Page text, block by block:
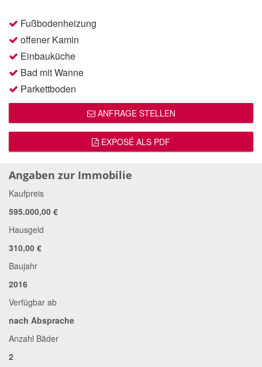
Fußbodenheizung
offener Kamin
Einbauküche
Bad mit Wanne
Parkettboden
ANFRAGE STELLEN
EXPOSÉ ALS PDF
Angaben zur Immobilie
Kaufpreis
595.000,00 €
Hausgeld
310,00 €
Baujahr
2016
Verfügbar ab
nach Absprache
Anzahl Bäder
2